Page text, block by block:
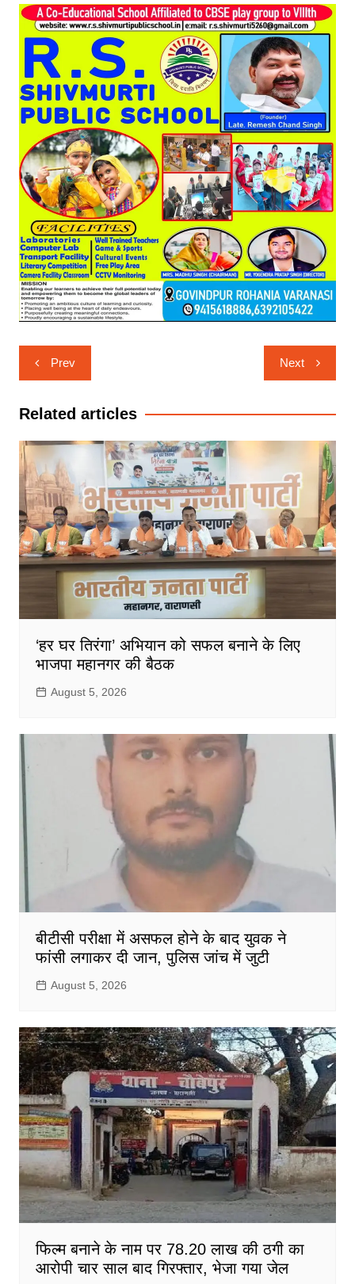
Post
navigation
Prev Next
Related articles
‘हर घर तिरंगा’ अभियान को सफल बनाने के लिए
भाजपा महानगर की बैठक
August 5, 2026
बीटीसी परीक्षा में असफल होने के बाद युवक ने
फांसी लगाकर दी जान, पुलिस जांच में जुटी
August 5, 2026
फिल्म बनाने के नाम पर 78.20 लाख की ठगी का
आरोपी चार साल बाद गिरफ्तार, भेजा गया जेल